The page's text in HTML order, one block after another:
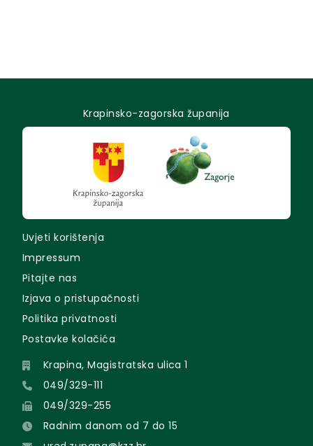
Krapinsko-zagorska županija
Uvjeti korištenja
Impressum
Pitajte nas
Izjava o pristupačnosti
Politika privatnosti
Postavke kolačića
Krapina, Magistratska ulica 1
049/329-111
049/329-255
Radnim danom od 7 do 15